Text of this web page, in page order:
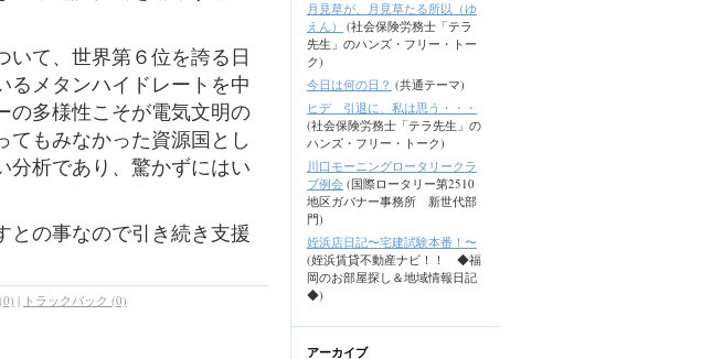
いて、世界第６位を誇る日
るメタンハイドレートを中
の多様性こそが電気文明の
てもみなかった資源国とし
分析であり、驚かずにはい
との事なので引き続き支援
| トラックバック (0)
月見草が、月見草たる所以（ゆ
えん）
(社会保険労務士「テラ
先生」のハンズ・フリー・トー
ク)
今日は何の日？ (共通テーマ)
ヒデ 引退に、私は思う・・・
(社会保険労務士「テラ先生」の
ハンズ・フリー・トーク)
川口モーニングロータリークラ
ブ例会 (国際ロータリー第2510
地区ガバナー事務所 新世代部
門)
姪浜店日記〜宅建試験本番！〜
(姪浜賃貸不動産ナビ！！ ◆福
岡のお部屋探し＆地域情報日記
◆)
アーカイブ